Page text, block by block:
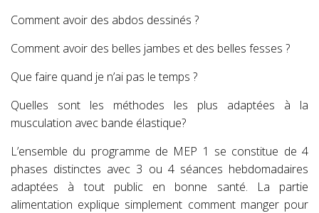
Comment avoir des abdos dessinés ?
Comment avoir des belles jambes et des belles fesses ?
Que faire quand je n’ai pas le temps ?
Quelles sont les méthodes les plus adaptées à la
musculation avec bande élastique?
L’ensemble du programme de MEP 1 se constitue de 4
phases distinctes avec 3 ou 4 séances hebdomadaires
adaptées à tout public en bonne santé. La partie
alimentation explique simplement comment manger pour